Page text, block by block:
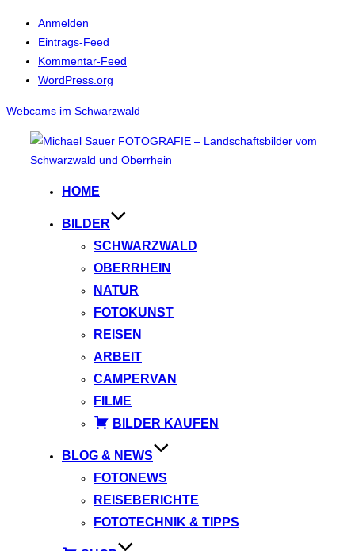
Anmelden
Eintrags-Feed
Kommentar-Feed
WordPress.org
Webcams im Schwarzwald
Inhalt
HOME
BILDER
SCHWARZWALD
OBERRHEIN
NATUR
FOTOKUNST
REISEN
ARBEIT
CAMPERVAN
FILME
BILDER KAUFEN
BLOG & NEWS
FOTONEWS
REISEBERICHTE
FOTOTECHNIK & TIPPS